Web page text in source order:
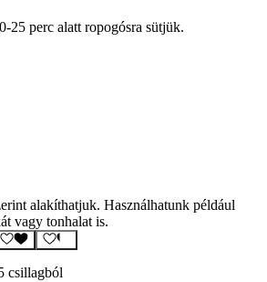
25 perc alatt ropogósra sütjük.
alakíthatjuk. Használhatunk például
vagy tonhalat is.
csillagból